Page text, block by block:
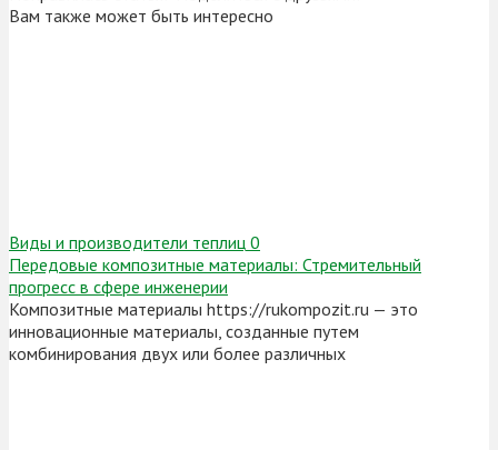
Вам также может быть интересно
Виды и производители теплиц 0
Передовые композитные материалы: Стремительный
прогресс в сфере инженерии
Композитные материалы https://rukompozit.ru — это
инновационные материалы, созданные путем
комбинирования двух или более различных